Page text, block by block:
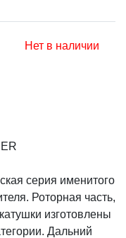
Нет в наличии
серия именитого
Роторная часть,
изготовлены
Дальний